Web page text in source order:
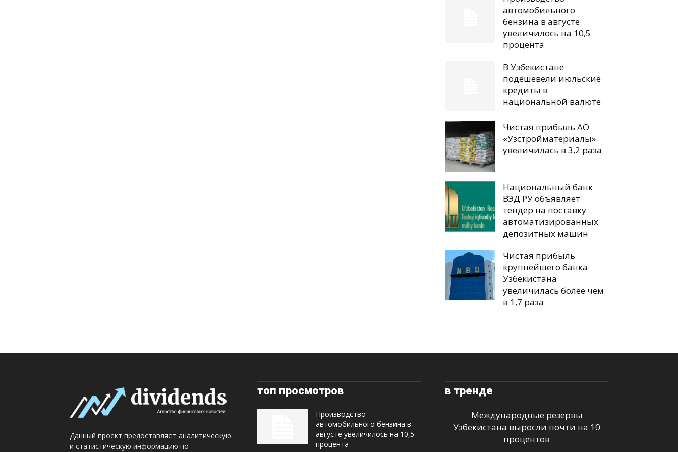
автомобильного
бензина в августе
увеличилось на 10,5
процента
В Узбекистане
подешевели июльские
кредиты в
национальной валюте
Чистая прибыль АО
«Узстройматериалы»
увеличилась в 3,2 раза
Национальный банк
ВЭД РУ объявляет
тендер на поставку
автоматизированных
депозитных машин
Чистая прибыль
крупнейшего банка
Узбекистана
увеличилась более чем
в 1,7 раза
Данный проект предоставляет аналитическую
и статистическую информацию по
топ просмотров
Производство
автомобильного бензина в
августе увеличилось на 10,5
процента
в тренде
Международные резервы
Узбекистана выросли почти на 10
процентов